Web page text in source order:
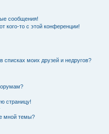
сообщения!
кого-то с этой конференции!
списках моих друзей и недругов?
страницу!
мной темы?